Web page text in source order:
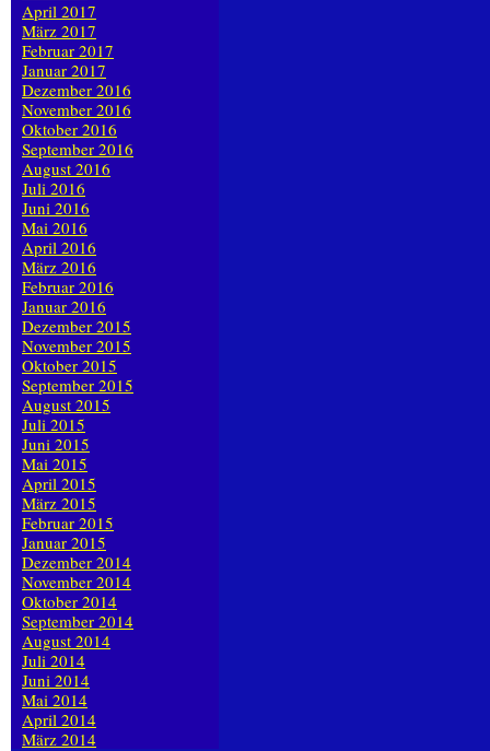
April 2017
März 2017
Februar 2017
Januar 2017
Dezember 2016
November 2016
Oktober 2016
September 2016
August 2016
Juli 2016
Juni 2016
Mai 2016
April 2016
März 2016
Februar 2016
Januar 2016
Dezember 2015
November 2015
Oktober 2015
September 2015
August 2015
Juli 2015
Juni 2015
Mai 2015
April 2015
März 2015
Februar 2015
Januar 2015
Dezember 2014
November 2014
Oktober 2014
September 2014
August 2014
Juli 2014
Juni 2014
Mai 2014
April 2014
März 2014